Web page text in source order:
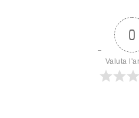
0
Valuta